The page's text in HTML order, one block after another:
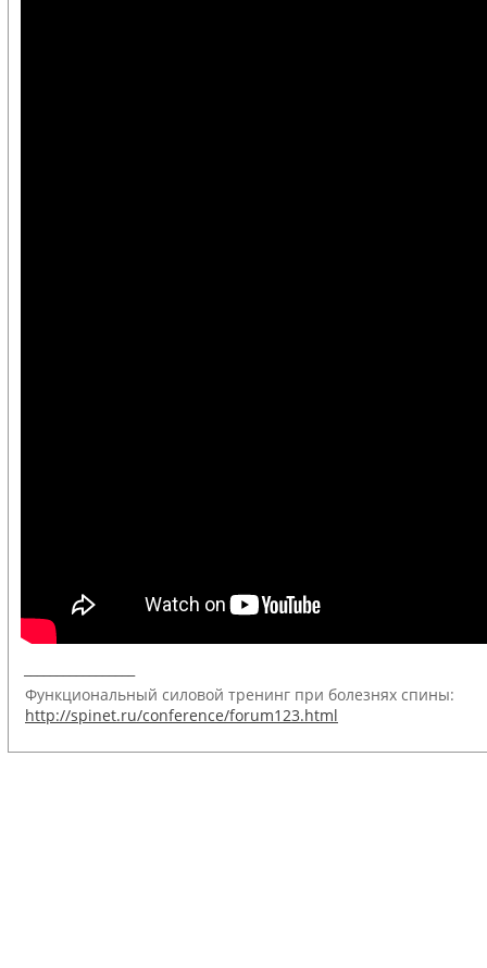
Функциональный силовой тренинг при болезнях спины:
http://spinet.ru/conference/forum123.html